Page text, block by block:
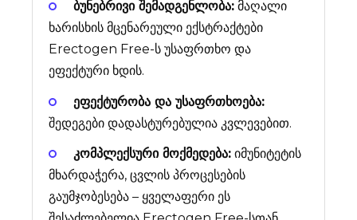
ბუნებრივი შემადგენლობა: მაღალი
ხარისხის მცენარეული ექსტრაქტები
Erectogen Free-ს უსაფრთხო და
ეფექტური ხდის.
ეფექტურობა და უსაფრთხოება:
შედეგები დადასტურებულია კვლევებით.
კომპლექსური მოქმედება: იმუნიტეტის
მხარდაჭერა, ცვლის პროცესების
გაუმჯობესება – ყველაფერი ეს